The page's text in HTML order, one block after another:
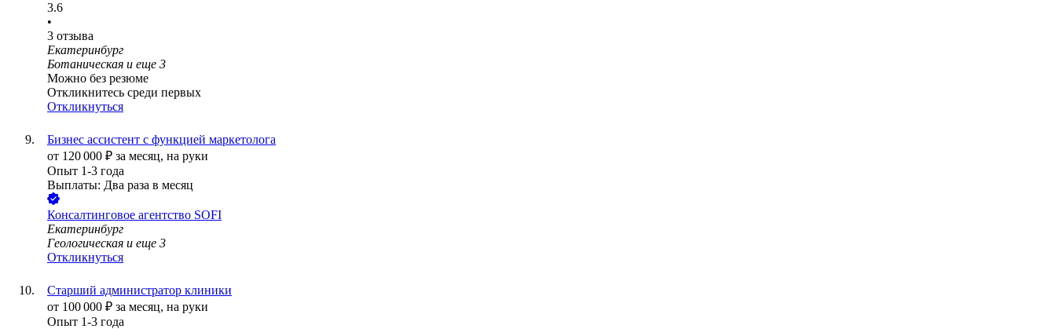
3.6
•
3 отзыва
Екатеринбург
Ботаническая и еще 3
Можно без резюме
Откликнитесь среди первых
Откликнуться
Бизнес ассистент с функцией маркетолога
от 120 000 ₽ за месяц, на руки
Опыт 1-3 года
Выплаты: Два раза в месяц
Консалтинговое агентство SOFI
Екатеринбург
Геологическая и еще 3
Откликнуться
Старший администратор клиники
от 100 000 ₽ за месяц, на руки
Опыт 1-3 года